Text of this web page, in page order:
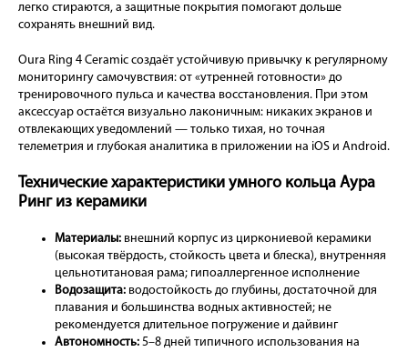
легко стираются, а защитные покрытия помогают дольше
сохранять внешний вид.
Oura Ring 4 Ceramic создаёт устойчивую привычку к регулярному
мониторингу самочувствия: от «утренней готовности» до
тренировочного пульса и качества восстановления. При этом
аксессуар остаётся визуально лаконичным: никаких экранов и
отвлекающих уведомлений — только тихая, но точная
телеметрия и глубокая аналитика в приложении на iOS и Android.
Технические характеристики умного кольца Аура
Ринг из керамики
Материалы: внешний корпус из циркониевой керамики
(высокая твёрдость, стойкость цвета и блеска), внутренняя
цельнотитановая рама; гипоаллергенное исполнение
Водозащита: водостойкость до глубины, достаточной для
плавания и большинства водных активностей; не
рекомендуется длительное погружение и дайвинг
Автономность: 5–8 дней типичного использования на